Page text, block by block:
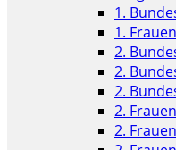
1.
1.
2.
2.
2.
2.
2.